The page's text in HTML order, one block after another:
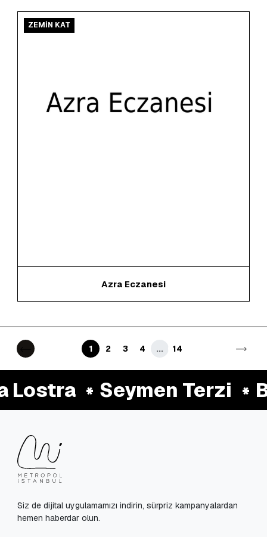
ZEMİN KAT
Azra Eczanesi
1 2 3 4 ... 14
Seymen Terzi
Siz de dijital uygulamamızı indirin, sürpriz kampanyalardan
hemen haberdar olun.